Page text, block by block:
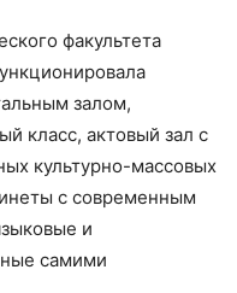
факультета
залом,
класс, актовый зал с
культурно-массовых
с современным
и
самими